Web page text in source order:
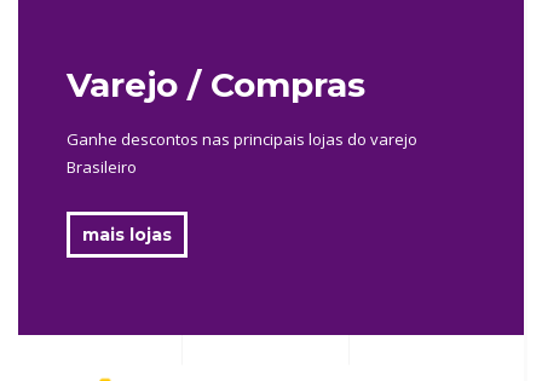
Varejo / Compras
Ganhe descontos nas principais lojas do varejo
Brasileiro
mais lojas